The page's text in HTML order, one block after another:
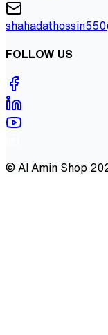
FOLLOW US
© Al Amin Shop